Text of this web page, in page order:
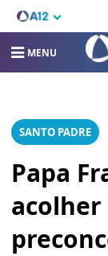
MENU
SANTO PADRE
Papa